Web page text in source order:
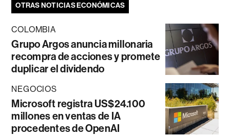
OTRAS NOTICIAS ECONÓMICAS
COLOMBIA
Grupo Argos anuncia millonaria
recompra de acciones y promete
duplicar el dividendo
NEGOCIOS
Microsoft registra US$24.100
millones en ventas de IA
procedentes de OpenAI